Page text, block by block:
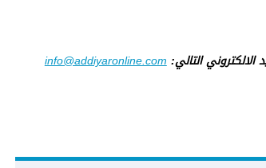
الالكتروني التالي:info@addiyaronline.com